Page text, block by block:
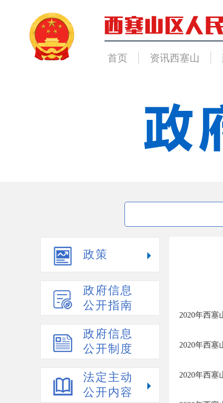
首页 资讯西塞山
政策
政府信息
公开指南
政府信息
公开制度
法定主动
公开内容
2020年西
2020年西
2020年西